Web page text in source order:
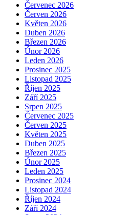
Červenec 2026
Červen 2026
Květen 2026
Duben 2026
Březen 2026
Únor 2026
Leden 2026
Prosinec 2025
Listopad 2025
Říjen 2025
Září 2025
Srpen 2025
Červenec 2025
Červen 2025
Květen 2025
Duben 2025
Březen 2025
Únor 2025
Leden 2025
Prosinec 2024
Listopad 2024
Říjen 2024
Září 2024